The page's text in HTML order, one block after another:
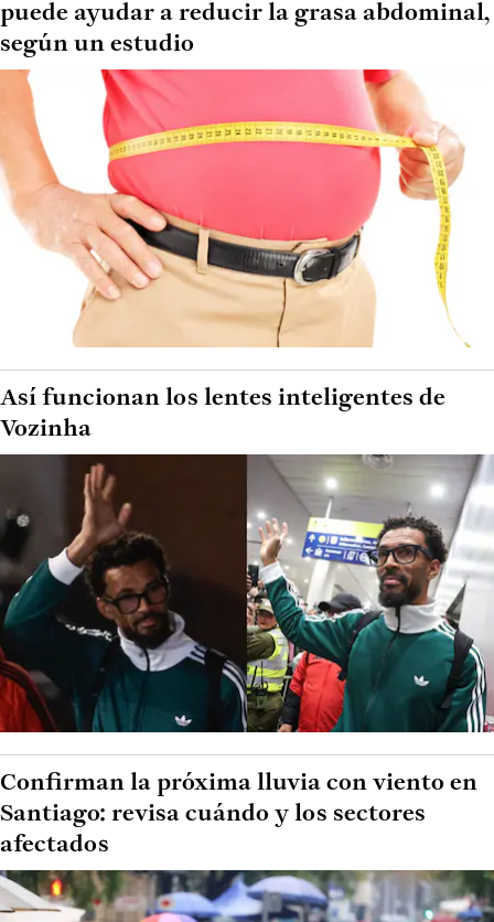
puede ayudar a reducir la grasa abdominal,
según un estudio
Así funcionan los lentes inteligentes de
Vozinha
Confirman la próxima lluvia con viento en
Santiago: revisa cuándo y los sectores
afectados